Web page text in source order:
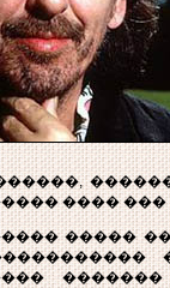
���� ���
�����